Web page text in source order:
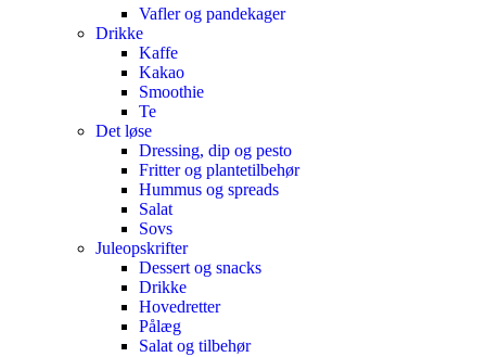
Vafler og pandekager
Drikke
Kaffe
Kakao
Smoothie
Te
Det løse
Dressing, dip og pesto
Fritter og plantetilbehør
Hummus og spreads
Salat
Sovs
Juleopskrifter
Dessert og snacks
Drikke
Hovedretter
Pålæg
Salat og tilbehør